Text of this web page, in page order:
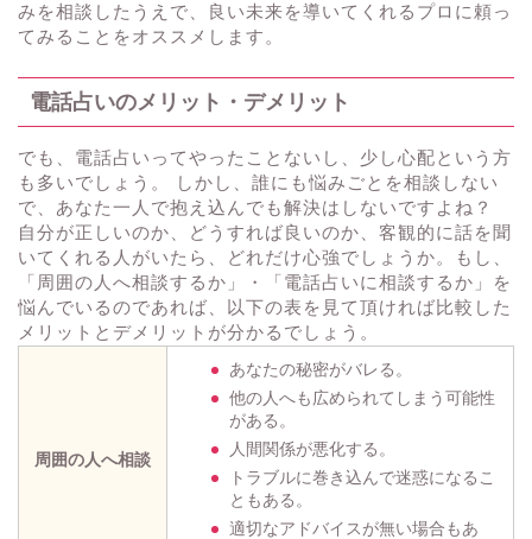
みを相談したうえで、良い未来を導いてくれるプロに頼っ
てみることをオススメします。
電話占いのメリット・デメリット
でも、電話占いってやったことないし、少し心配という方
も多いでしょう。 しかし、誰にも悩みごとを相談しない
で、あなた一人で抱え込んでも解決はしないですよね？
自分が正しいのか、どうすれば良いのか、客観的に話を聞
いてくれる人がいたら、どれだけ心強でしょうか。もし、
「周囲の人へ相談するか」・「電話占いに相談するか」を
悩んでいるのであれば、以下の表を見て頂ければ比較した
メリットとデメリットが分かるでしょう。
周囲の人へ相談
あなたの秘密がバレる。
他の人へも広められてしまう可能性
がある。
人間関係が悪化する。
トラブルに巻き込んで迷惑になるこ
ともある。
適切なアドバイスが無い場合もあ